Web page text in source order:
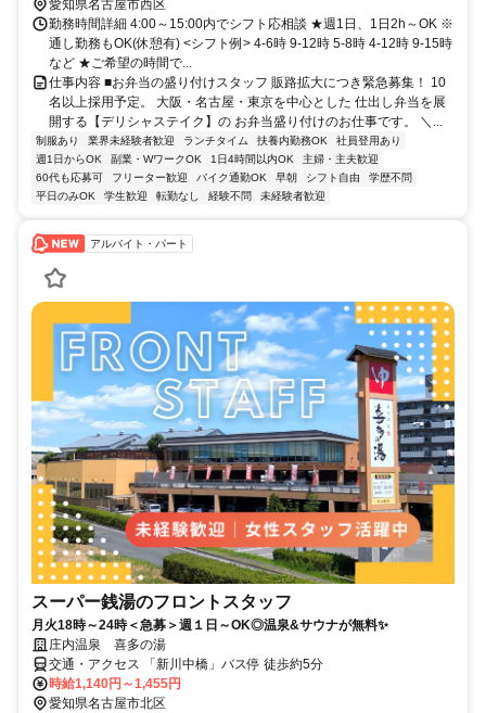
愛知県名古屋市西区
勤務時間詳細 4:00～15:00内でシフト応相談 ★週1日、1日2h～OK ※
通し勤務もOK(休憩有) <シフト例> 4‐6時 9‐12時 5‐8時 4-12時 9-15時
など ★ご希望の時間で...
仕事内容 ■お弁当の盛り付けスタッフ 販路拡大につき緊急募集！ 10
名以上採用予定。 大阪・名古屋・東京を中心とした 仕出し弁当を展
開する【デリシャステイク】の お弁当盛り付けのお仕事です。 ＼...
制服あり 業界未経験者歓迎 ランチタイム 扶養内勤務OK
社員登用あり
週1日からOK
副業・WワークOK 1日4時間以内OK
主婦・主夫歓迎
60代も応募可
フリーター歓迎 バイク通勤OK 早朝 シフト自由
学歴不問
平日のみOK
学生歓迎 転勤なし 経験不問 未経験者歓迎
アルバイト・パート
スーパー銭湯のフロントスタッフ
月火18時～24時＜急募＞週１日～OK◎温泉&サウナが無料✨
庄内温泉 喜多の湯
交通・アクセス 「新川中橋」バス停 徒歩約5分
時給1,140円～1,455円
愛知県名古屋市北区